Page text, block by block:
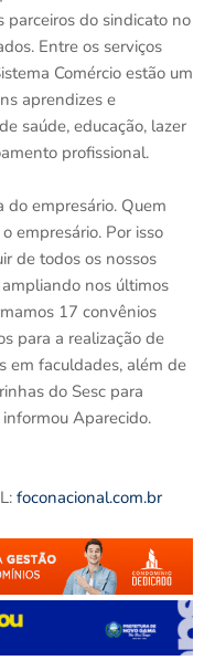
parceiros do sindicato no
Entre os serviços
Comércio estão um
aprendizes e
saúde, educação, lazer
profissional.
do empresário. Quem
empresário. Por isso
de todos os nossos
nos últimos
17 convênios
para a realização de
em faculdades, além de
do Sesc para
Aparecido.
foconacional.com.br